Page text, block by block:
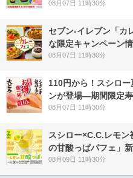
08月07日 11時30分
セブン‐イレブン「カ
な限定キャンペーン
08月07日 11時30分
110円から！スシロ
ンが登場―期間限定
08月07日 11時30分
スシロー×C.C.レモ
の甘酸っぱパフェ」
08月09日 11時30分